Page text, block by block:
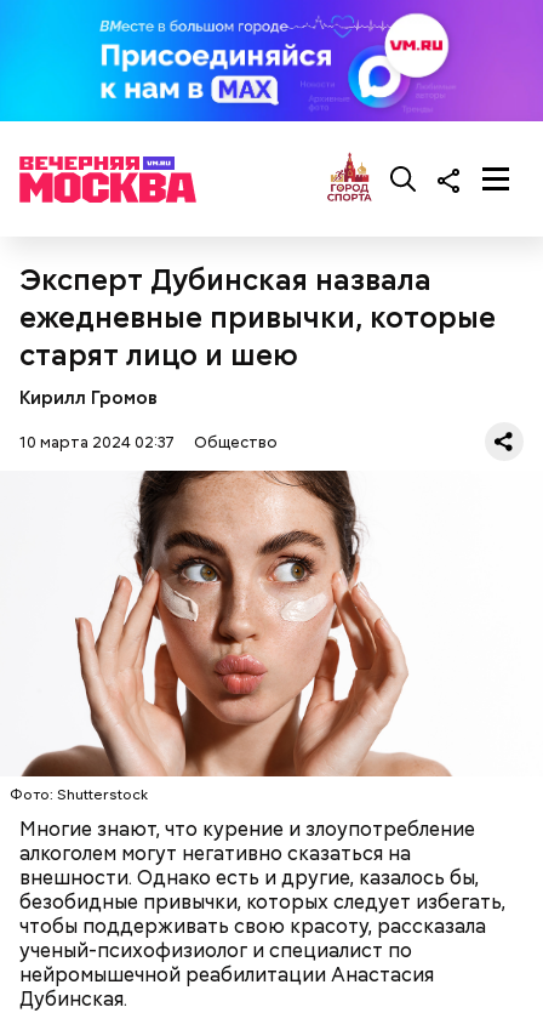
Эксперт Дубинская назвала
ежедневные привычки, которые
старят лицо и шею
Кирилл Громов
10 марта 2024 02:37 Общество
Фото: Shutterstock
Многие знают, что курение и злоупотребление
алкоголем могут негативно сказаться на
внешности. Однако есть и другие, казалось бы,
безобидные привычки, которых следует избегать,
чтобы поддерживать свою красоту, рассказала
ученый-психофизиолог и специалист по
нейромышечной реабилитации Анастасия
Дубинская.
Как выбрать дыню
Фото: Shutterstock
ориентироваться на запах: